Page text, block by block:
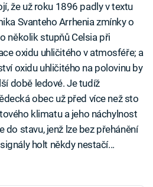
že už roku 1896 padly v textu
Svanteho Arrhenia zmínky o
několik stupňů Celsia při
oxidu uhličitého v atmosféře; a
oxidu uhličitého na polovinu by
době ledové. Je tudíž
obec už před více než sto
klimatu a jeho náchylnost
do stavu, jenž lze bez přehánění
holt někdy nestačí...